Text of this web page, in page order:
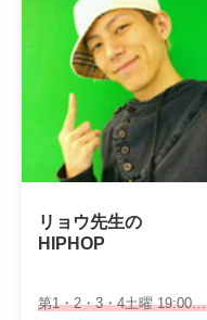
リョウ先生の
HIPHOP
第1・2・3・4土曜 19:00～20:00